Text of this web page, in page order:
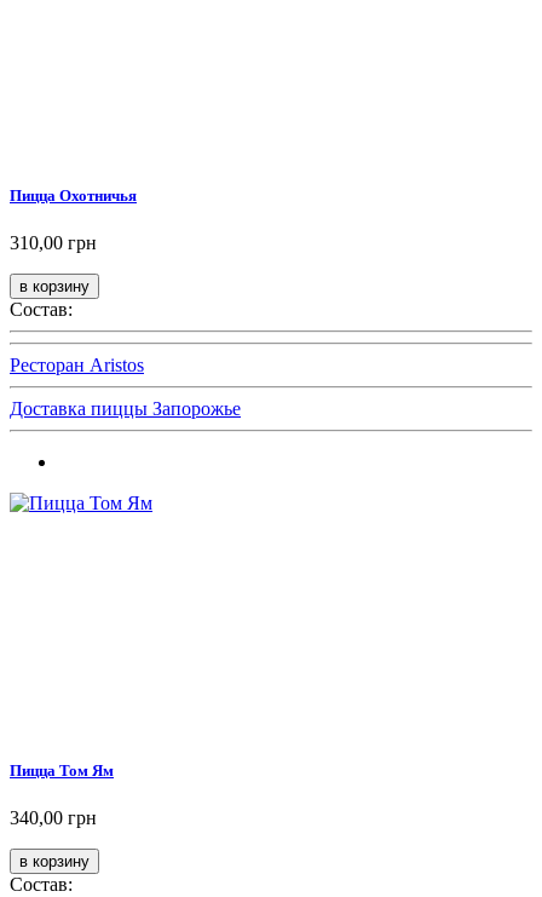
Пицца Охотничья
310,00 грн
Состав:
Ресторан Aristos
Доставка пиццы Запорожье
Пицца Том Ям
340,00 грн
Состав: